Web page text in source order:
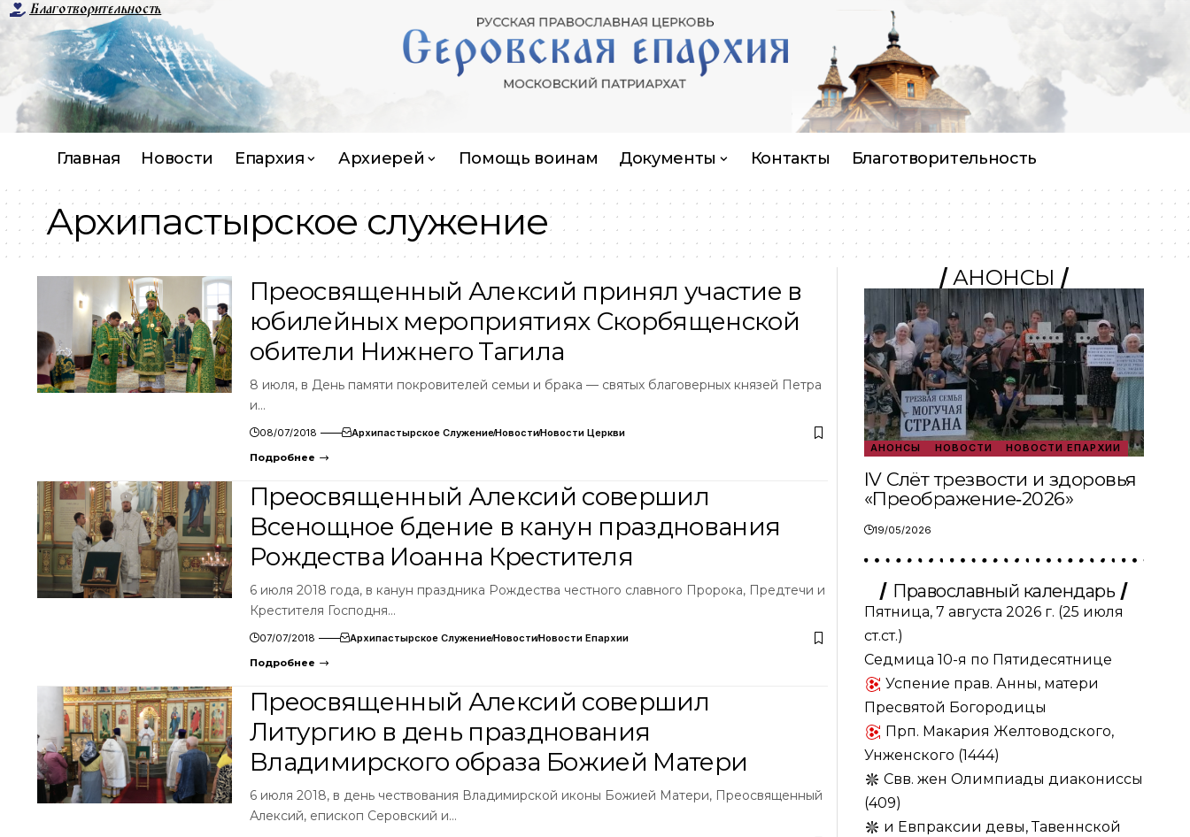
Благотворительность
Главная Новости Епархия Архиерей Помощь воинам Документы Контакты Благотворительность
Архипастырское служение
Преосвященный Алексий принял участие в
юбилейных мероприятиях Скорбященской
обители Нижнего Тагила
8 июля, в День памяти покровителей семьи и брака — святых благоверных князей Петра
и…
08/07/2018 Архипастырское СлужениеНовостиНовости Церкви
Подробнее
Преосвященный Алексий совершил
Всенощное бдение в канун празднования
Рождества Иоанна Крестителя
6 июля 2018 года, в канун праздника Рождества честного славного Пророка, Предтечи и
Крестителя Господня…
07/07/2018 Архипастырское СлужениеНовостиНовости Епархии
Подробнее
Преосвященный Алексий совершил
Литургию в день празднования
Владимирского образа Божией Матери
6 июля 2018, в день чествования Владимирской иконы Божией Матери, Преосвященный
Алексий, епископ Серовский и…
АНОНСЫ
АНОНСЫ НОВОСТИ НОВОСТИ ЕПАРХИИ
IV Слёт трезвости и здоровья
«Преображение‑2026»
19/05/2026
Православный календарь
Пятница, 7 августа 2026 г. (25 июля
ст.ст.)
Седмица 10-я по Пятидесятнице
Успение прав. Анны, матери
Пресвятой Богородицы
Прп. Макария Желтоводского,
Унженского (1444)
Свв. жен Олимпиады диакониссы
(409)
и Евпраксии девы, Тавеннской